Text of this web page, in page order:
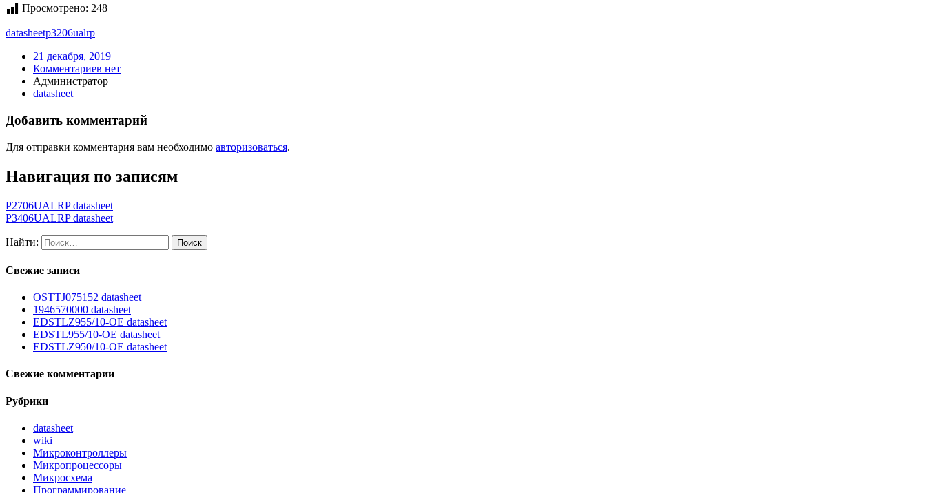
Просмотрено: 248
datasheetp3206ualrp
21 декабря, 2019
Комментариев нет
Администратор
datasheet
Добавить комментарий
Для отправки комментария вам необходимо авторизоваться.
Навигация по записям
P2706UALRP datasheet
P3406UALRP datasheet
Найти:
Свежие записи
OSTTJ075152 datasheet
1946570000 datasheet
EDSTLZ955/10-OE datasheet
EDSTL955/10-OE datasheet
EDSTLZ950/10-OE datasheet
Свежие комментарии
Рубрики
datasheet
wiki
Микроконтроллеры
Микропроцессоры
Микросхема
Программирование